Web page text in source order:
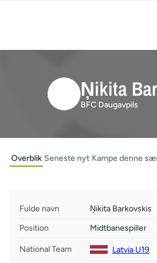
Ņikita
BFC Daugavpils
Overblik Seneste nyt Kampe denne
Fulde navn
Ņikita Barkovskis
Position
Midtbanespiller
National Team Latvia U19